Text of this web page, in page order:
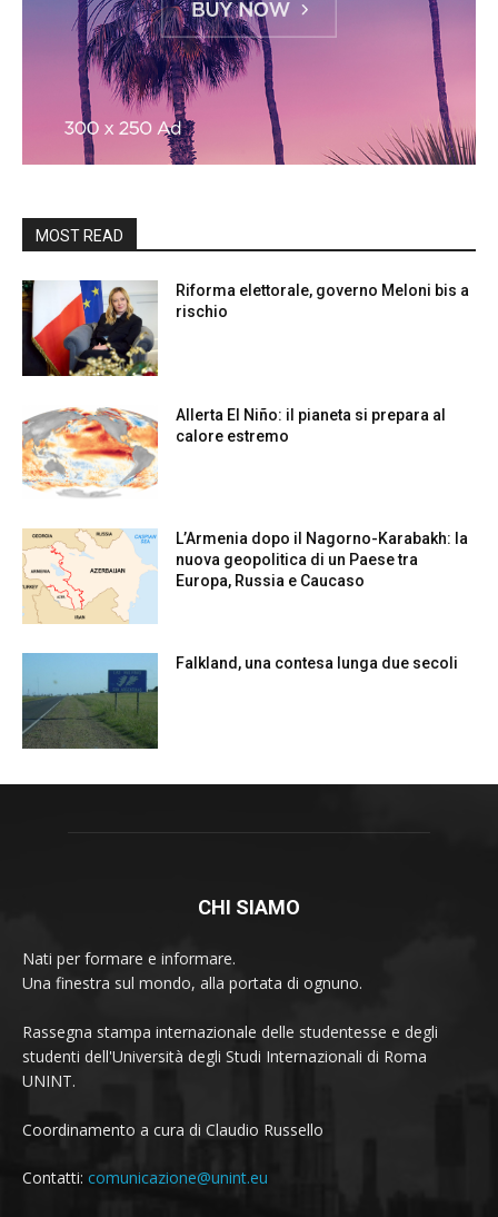
MOST READ
Riforma elettorale, governo Meloni bis a
rischio
Allerta El Niño: il pianeta si prepara al
calore estremo
L’Armenia dopo il Nagorno-Karabakh: la
nuova geopolitica di un Paese tra
Europa, Russia e Caucaso
Falkland, una contesa lunga due secoli
CHI SIAMO
Nati per formare e informare.
Una finestra sul mondo, alla portata di ognuno.
Rassegna stampa internazionale delle studentesse e degli
studenti dell'Università degli Studi Internazionali di Roma
UNINT.
Coordinamento a cura di Claudio Russello
Contatti: comunicazione@unint.eu